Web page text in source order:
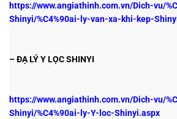
https://www.angiathinh.com.vn/Dich-vu/
Shinyi/%C4%90ai-ly-van-xa-khi-kep-
– ĐẠ LÝ Y LỌC SHINYI
https://www.angiathinh.com.vn/Dich-vu/
Shinyi/%C4%90ai-ly-Y-loc-Shinyi.aspx